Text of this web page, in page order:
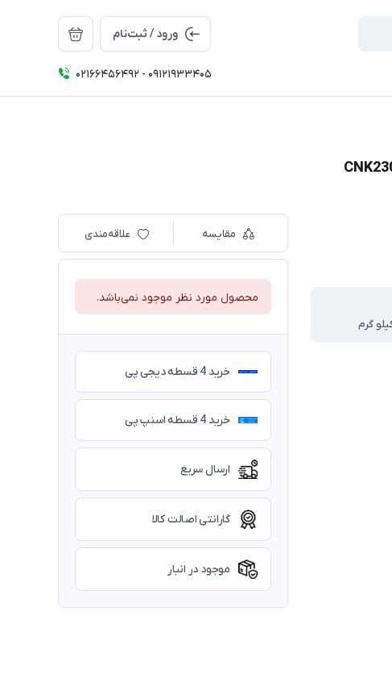
ورود / ثبت‌نام
02166456492 - 09121933405
مقایسه علاقه‌مندی
محصول مورد نظر موجود نمی‌باشد.
خرید 4 قسطه دیجی پی
خرید 4 قسطه اسنپ پی
ارسال سریع
گارانتی اصالت کالا
موجود در انبار